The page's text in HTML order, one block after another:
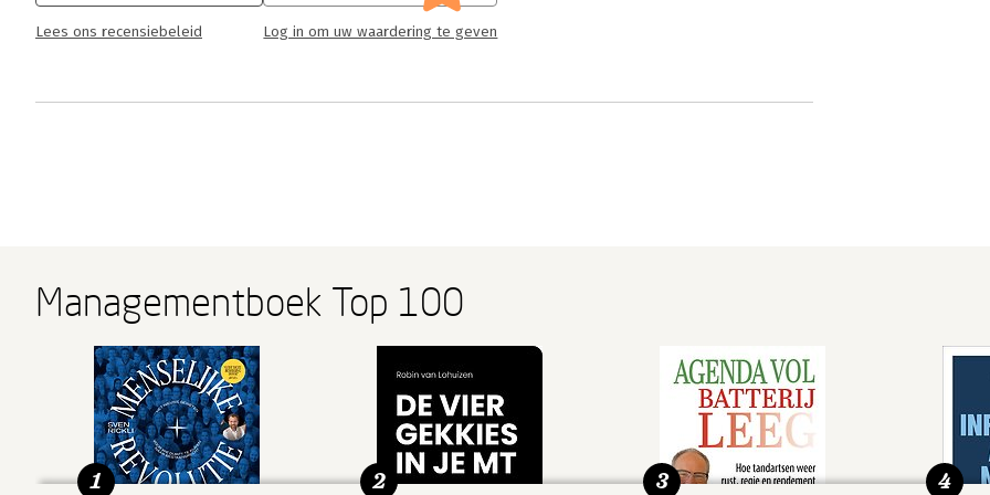
Lees ons recensiebeleid Log in om uw waardering te geven
Managementboek Top 100
1 2 3 4